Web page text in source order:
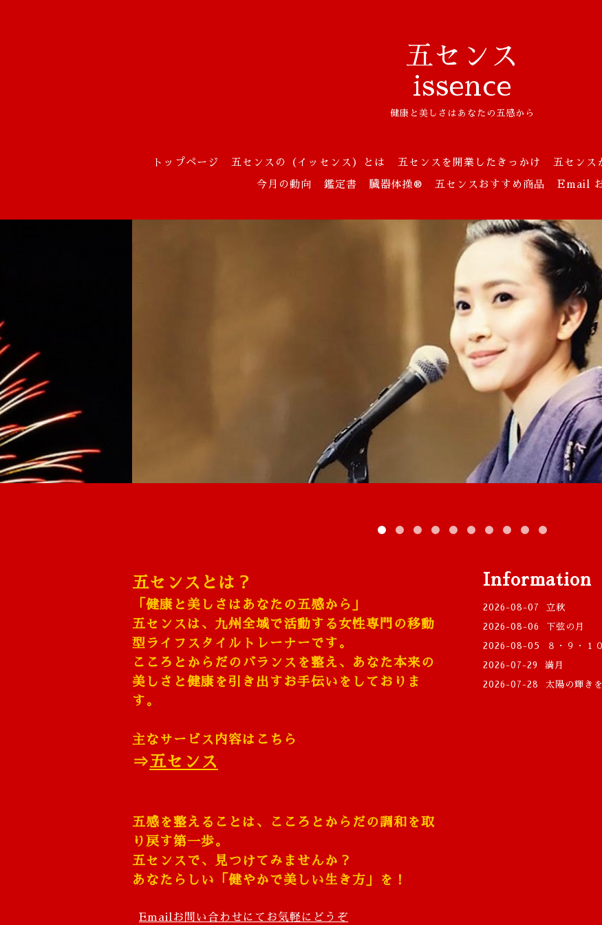
五センス
issence
健康と美しさはあなたの五感から
トップページ 五センスの（イッセンス）とは 五センスを開業したきっかけ 五センス
今月の動向 鑑定書 臓器体操® 五センスおすすめ商品 Email
五センスとは？
「健康と美しさはあなたの五感から」
五センスは、九州全域で活動する女性専門の移動
型ライフスタイルトレーナーです。
こころとからだのバランスを整え、あなた本来の
美しさと健康を引き出すお手伝いをしておりま
す。
主なサービス内容はこちら
⇒五センス
五感を整えることは、こころとからだの調和を取
り戻す第一歩。
五センスで、見つけてみませんか？
あなたらしい「健やかで美しい生き方」を！
Email お問い合わせにてお気軽にどうぞ
Information
2026-08-07 立秋
2026-08-06 下弦の月
2026-08-05 ８・９・１
2026-07-29 満月
2026-07-28 太陽の輝き